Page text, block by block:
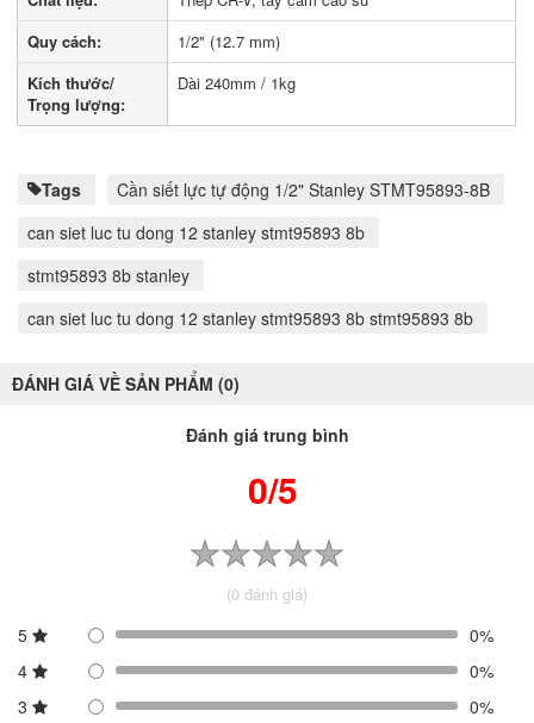
Quy cách:
1/2" (12.7 mm)
Kích thước/
Trọng lượng:
Dài 240mm / 1kg
Tags
Cần siết lực tự động 1/2" Stanley STMT95893-8B
can siet luc tu dong 12 stanley stmt95893 8b
stmt95893 8b stanley
can siet luc tu dong 12 stanley stmt95893 8b stmt95893 8b
ĐÁNH GIÁ VỀ SẢN PHẨM (0)
Đánh giá trung bình
0/5
(0 đánh giá)
5
0%
4
0%
3
0%